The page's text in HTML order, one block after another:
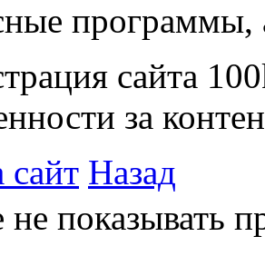
программы,
сайта
за
Назад
показывать